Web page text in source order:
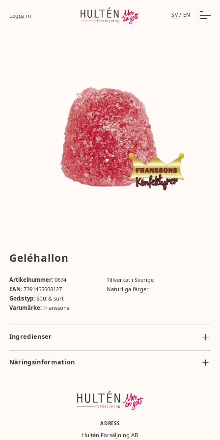
Logga in SV / EN
Geléhallon
Artikelnummer:0674
EAN:7391455008127
Godistyp:Sött & surt
Varumärke:Franssons
Tillverkat i Sverige
Naturliga färger
Ingredienser
Ingredienser: socker, glukos-fruktossirap, vatten, gelatin,
fuktighetsbevarande medel (sorbitol), surhetsreglerande medel
Näringsinformation
Näringsvärde per 100g: energi 1409 kJ/334kcal, fett 0g (varav mättat fett
ADRESS
Hultén Försäljning AB